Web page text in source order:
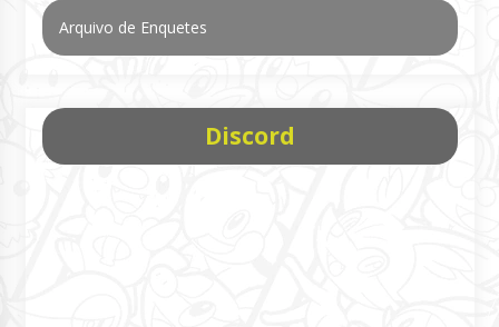
Arquivo de Enquetes
Discord